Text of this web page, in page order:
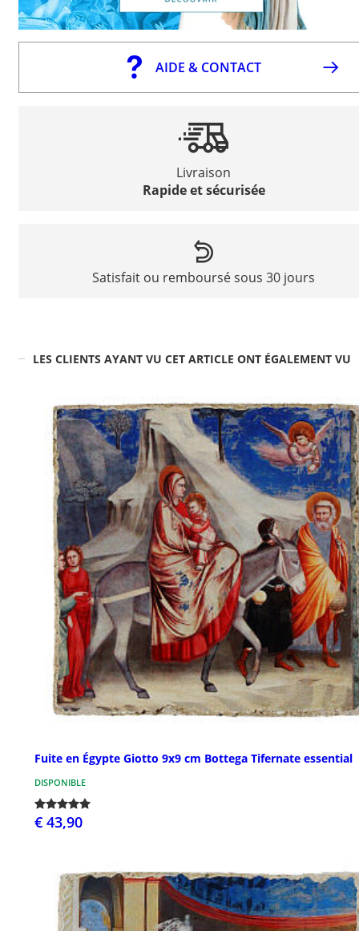
AIDE & CONTACT
Livraison
Rapide et sécurisée
Satisfait ou remboursé sous 30 jours
LES CLIENTS AYANT VU CET ARTICLE ONT ÉGALEMENT VU
Fuite en Égypte Giotto 9x9 cm Bottega Tifernate essential
DISPONIBLE
€ 43,90